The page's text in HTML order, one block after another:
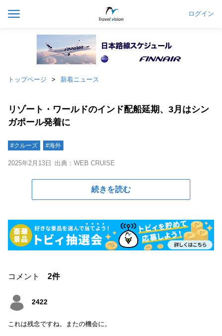
ログイン
トップページ 新着ニュース
リゾート・ワールドのインド配船延期、3月はシン
ガポール発着に
#クルーズ #海外
2025年2月13日 出典：WEB CRUISE
続きを読む
コメント 2件
2422
これは残念ですね。またの機会に。